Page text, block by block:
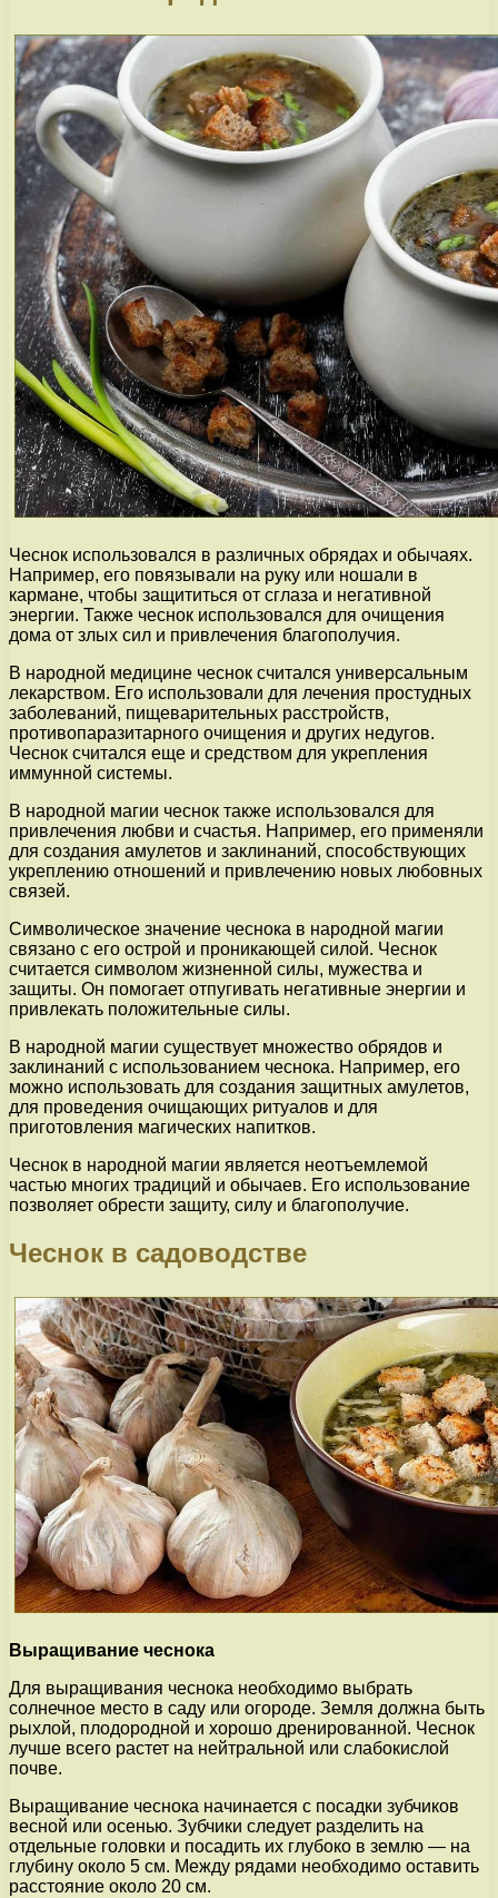
Чеснок использовался в различных обрядах и обычаях.
Например, его повязывали на руку или ношали в
кармане, чтобы защититься от сглаза и негативной
энергии. Также чеснок использовался для очищения
дома от злых сил и привлечения благополучия.
В народной медицине чеснок считался универсальным
лекарством. Его использовали для лечения простудных
заболеваний, пищеварительных расстройств,
противопаразитарного очищения и других недугов.
Чеснок считался еще и средством для укрепления
иммунной системы.
В народной магии чеснок также использовался для
привлечения любви и счастья. Например, его применяли
для создания амулетов и заклинаний, способствующих
укреплению отношений и привлечению новых любовных
связей.
Символическое значение чеснока в народной магии
связано с его острой и проникающей силой. Чеснок
считается символом жизненной силы, мужества и
защиты. Он помогает отпугивать негативные энергии и
привлекать положительные силы.
В народной магии существует множество обрядов и
заклинаний с использованием чеснока. Например, его
можно использовать для создания защитных амулетов,
для проведения очищающих ритуалов и для
приготовления магических напитков.
Чеснок в народной магии является неотъемлемой
частью многих традиций и обычаев. Его использование
позволяет обрести защиту, силу и благополучие.
Чеснок в садоводстве
Выращивание чеснока
Для выращивания чеснока необходимо выбрать
солнечное место в саду или огороде. Земля должна быть
рыхлой, плодородной и хорошо дренированной. Чеснок
лучше всего растет на нейтральной или слабокислой
почве.
Выращивание чеснока начинается с посадки зубчиков
весной или осенью. Зубчики следует разделить на
отдельные головки и посадить их глубоко в землю — на
глубину около 5 см. Между рядами необходимо оставить
расстояние около 20 см.